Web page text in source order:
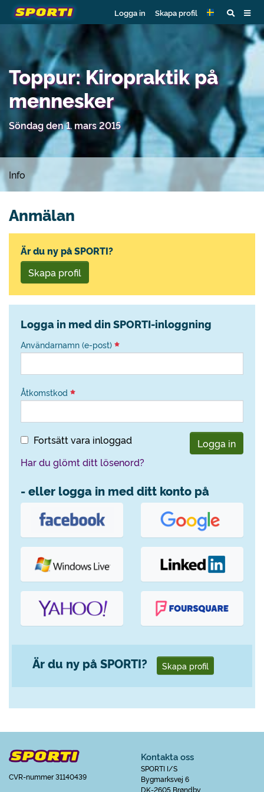
Logga in Skapa profil
Toppur: Kiropraktik på
mennesker
Söndag den 1. mars 2015
Info
Anmälan
Är du ny på SPORTI?
Skapa profil
Logga in med din SPORTI-inloggning
Användarnamn (e-post)
Åtkomstkod
Fortsätt vara inloggad
Logga in
Har du glömt ditt lösenord?
- eller logga in med ditt konto på
Är du ny på SPORTI? Skapa profil
CVR-nummer 31140439
Kontakta oss
SPORTI I/S
Bygmarksvej 6
DK-2605 Brøndby